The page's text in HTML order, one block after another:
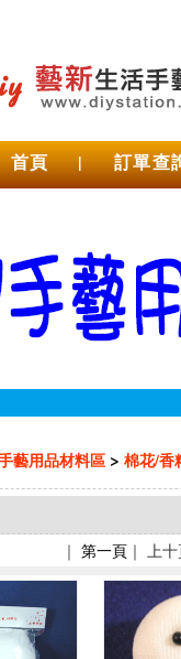
首頁 | 訂單查
藝用品材料區> 棉花/香
｜ 第一頁｜ 上十